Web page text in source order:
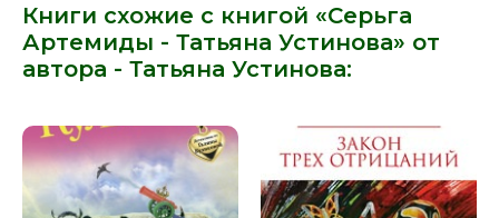
Книги схожие с книгой «Серьга
Артемиды - Татьяна Устинова» от
автора - Татьяна Устинова: